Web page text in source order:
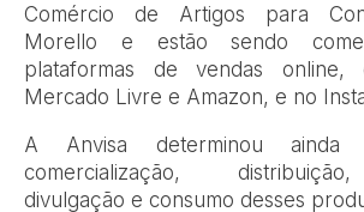
Comércio de Artigos para
Morello e estão sendo
plataformas de vendas online,
Mercado Livre e Amazon, e no
A Anvisa determinou ainda
comercialização,
divulgação e consumo desses